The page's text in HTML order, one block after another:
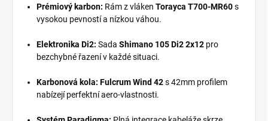
Prémiový karbon: Rám z vláken Torayca T700-MR60s
vysokou pevností a nízkou váhou.
Elektronika Di2: Sada Shimano 105 Di2 2x12 pro
bezchybné řazení v každé situaci.
Karbonová kola: Fulcrum Wind 42s 42mm profilem
nabízejí perfektní aero-vlastnosti.